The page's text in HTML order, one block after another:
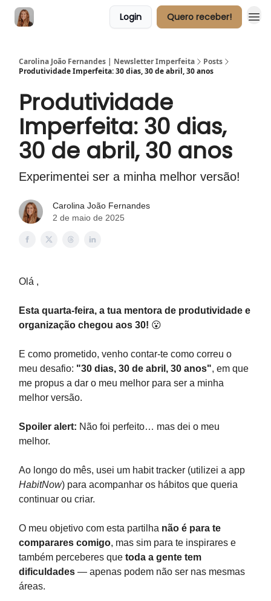
Login Quero receber!
Carolina João Fernandes | Newsletter Imperfeita
Posts
Produtividade Imperfeita: 30 dias, 30 de abril, 30 anos
Produtividade
Imperfeita: 30 dias,
30 de abril, 30 anos
Experimentei ser a minha melhor versão!
Carolina João Fernandes
2 de maio de 2025
Olá ,
Esta quarta-feira, a tua mentora de produtividade e
organização chegou aos 30! 😮
E como prometido, venho contar-te como correu o
meu desafio: "30 dias, 30 de abril, 30 anos", em que
me propus a dar o meu melhor para ser a minha
melhor versão.
Spoiler alert: Não foi perfeito… mas dei o meu
melhor.
Ao longo do mês, usei um habit tracker (utilizei a app
HabitNow) para acompanhar os hábitos que queria
continuar ou criar.
O meu objetivo com esta partilha não é para te
comparares comigo, mas sim para te inspirares e
também perceberes que toda a gente tem
dificuldades — apenas podem não ser nas mesmas
áreas.